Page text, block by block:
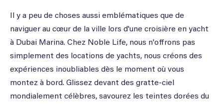
Il y a peu de choses aussi emblématiques que de
naviguer au cœur de la ville lors d'une croisière en yacht
à Dubai Marina. Chez Noble Life, nous n'offrons pas
simplement des locations de yachts, nous créons des
expériences inoubliables dès le moment où vous
montez à bord. Glissez devant des gratte-ciel
mondialement célèbres, savourez les teintes dorées du